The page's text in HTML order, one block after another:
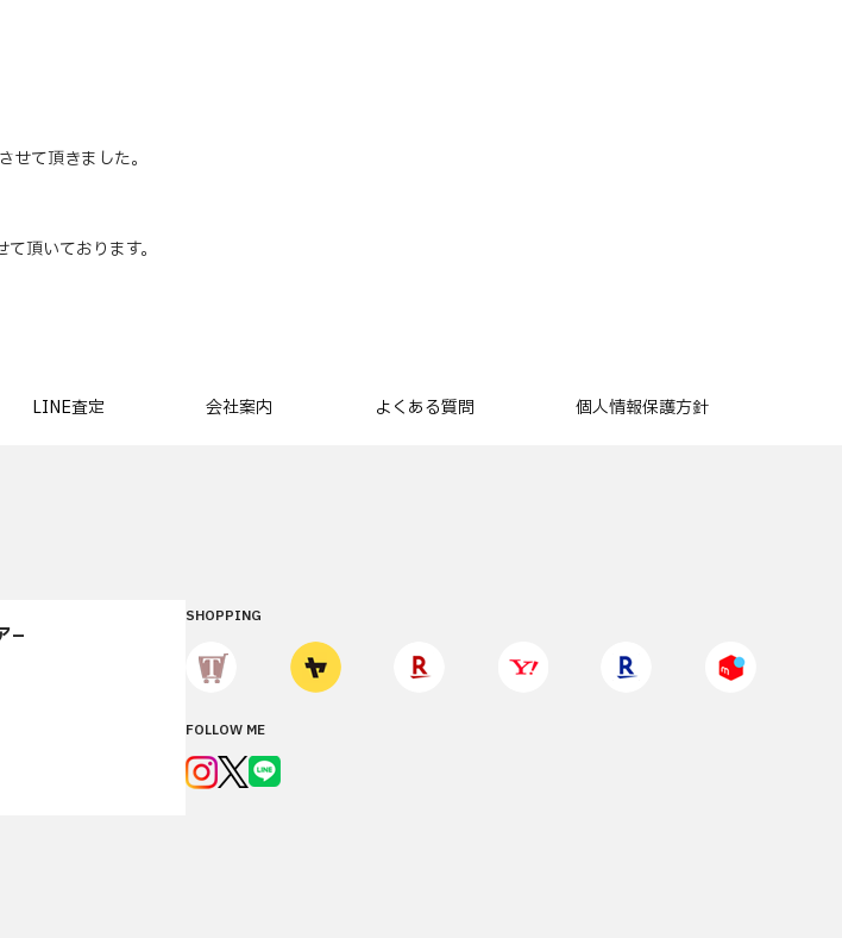
て頂きました。
頂いております。
LINE査定 会社案内 よくある質問 個人情報保護方針
–
SHOPPING
FOLLOW ME